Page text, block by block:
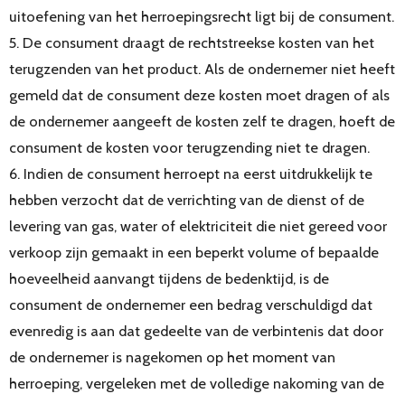
uitoefening van het herroepingsrecht ligt bij de consument.
5. De consument draagt de rechtstreekse kosten van het
terugzenden van het product. Als de ondernemer niet heeft
gemeld dat de consument deze kosten moet dragen of als
de ondernemer aangeeft de kosten zelf te dragen, hoeft de
consument de kosten voor terugzending niet te dragen.
6. Indien de consument herroept na eerst uitdrukkelijk te
hebben verzocht dat de verrichting van de dienst of de
levering van gas, water of elektriciteit die niet gereed voor
verkoop zijn gemaakt in een beperkt volume of bepaalde
hoeveelheid aanvangt tijdens de bedenktijd, is de
consument de ondernemer een bedrag verschuldigd dat
evenredig is aan dat gedeelte van de verbintenis dat door
de ondernemer is nagekomen op het moment van
herroeping, vergeleken met de volledige nakoming van de